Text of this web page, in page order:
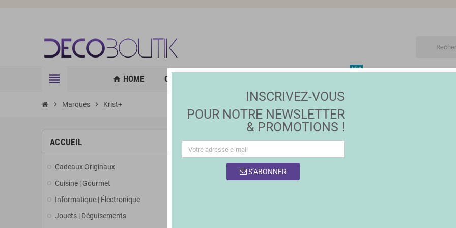
view_headline home HOME CUISINE | GOURMET
NEW
chevron_right Marques chevron_right Krist+
ACCUEIL
Cadeaux Originaux
Cuisine | Gourmet
Informatique | Électronique
Jouets | Déguisements
LISTE DES PRODUITS DE LA MARQUE KRIST+
Il y a 129 produits.
INSCRIVEZ-VOUS
POUR NOTRE NEWSLETTER
& PROMOTIONS !
S’ABONNER